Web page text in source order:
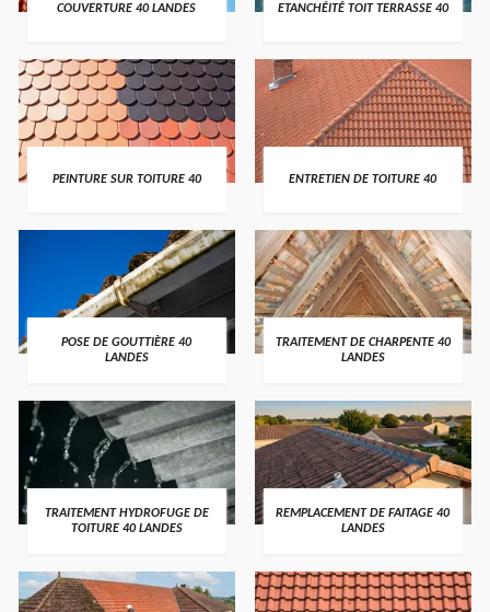
COUVERTURE 40 LANDES ETANCHÉITÉ TOIT TERRASSE 40
PEINTURE SUR TOITURE 40 ENTRETIEN DE TOITURE 40
POSE DE GOUTTIÈRE 40
LANDES
TRAITEMENT DE CHARPENTE 40
LANDES
TRAITEMENT HYDROFUGE DE
TOITURE 40 LANDES
REMPLACEMENT DE FAITAGE 40
LANDES